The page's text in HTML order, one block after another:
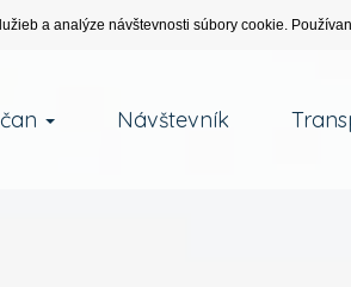
a analýze návštevnosti súbory cookie.
Návštevník